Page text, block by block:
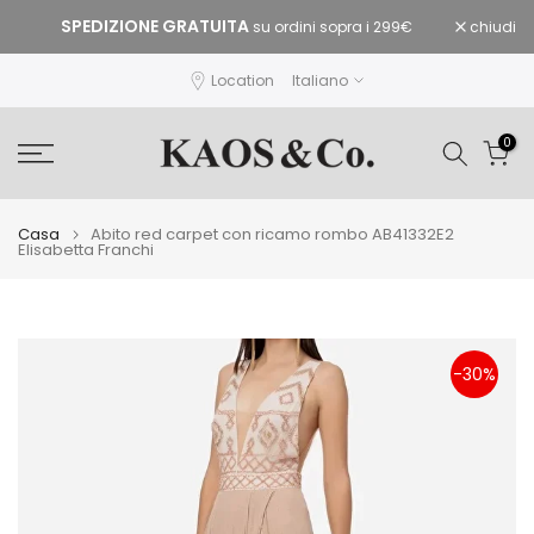
al
SPEDIZIONE GRATUITA su ordini sopra i 299€ chiudi
Location Italiano
0
Casa Abito red carpet con ricamo rombo AB41332E2
Elisabetta Franchi
-30%